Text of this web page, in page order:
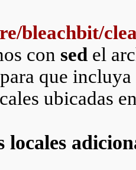
bleachbit/
con sedel
que
ubicadas